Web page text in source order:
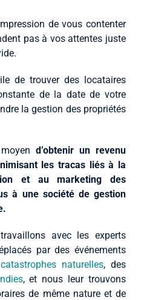
de vous contenter
pas à vos attentes juste
de trouver des locataires
de la date de votre
la gestion des propriétés
d’obtenir un revenu
les tracas liés à la
et au marketing des
à une société de gestion
avec les experts
par des événements
catastrophes naturelles, des
, et nous leur trouvons
de même nature et de